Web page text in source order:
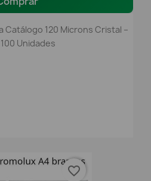
Catálogo 120 Microns Cristal –
Unidades
favorite_border